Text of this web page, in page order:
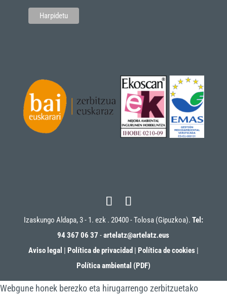
Izaskungo Aldapa, 3 - 1. ezk . 20400 - Tolosa (Gipuzkoa). Tel:
94 367 06 37 -artelatz@artelatz.eus
Aviso legal | Política de privacidad | Política de cookies|
Política ambiental (PDF)
Webgune honek berezko eta hirugarrengo zerbitzuetako